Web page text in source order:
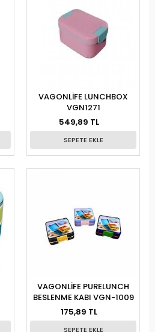
VAGONLİFE LUNCHBOX
VGN1271
549,89 TL
SEPETE EKLE
VAGONLİFE PURELUNCH
BESLENME KABI VGN-1009
175,89 TL
SEPETE EKLE